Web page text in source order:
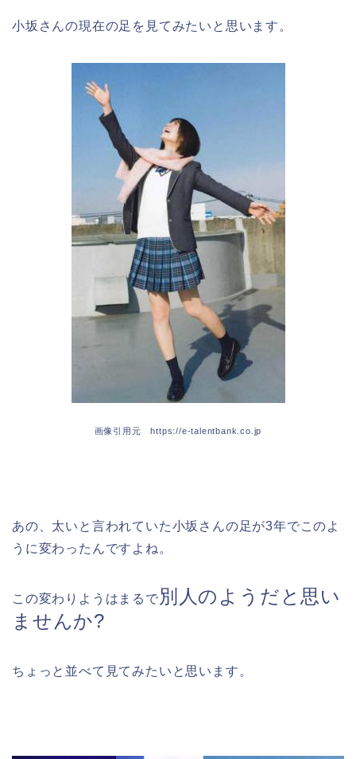
小坂さんの現在の足を見てみたいと思います。
画像引用元 https://e-talentbank.co.jp
あの、太いと言われていた小坂さんの足が3年でこのよ
うに変わったんですよね。
この変わりようはまるで 別人のようだと思い
ませんか?
ちょっと並べて見てみたいと思います。